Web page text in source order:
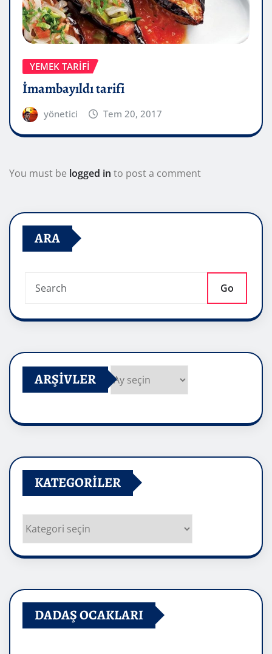
YEMEK TARIFI
İmambayıldı tarifi
yönetici Tem 20, 2017
You must be logged in to post a comment
ARA
Go
ARŞIVLER
KATEGORILER
Kategoriler
DADAŞ OCAKLARI